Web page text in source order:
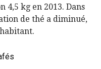
4,5 kg en 2013. Dans
de thé a diminué,